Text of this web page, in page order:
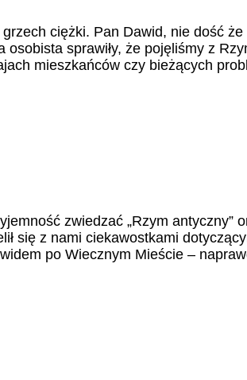
ciężki. Pan Dawid, nie dość
sprawiły, że pojęliśmy z
mieszkańców czy bieżących
zwiedzać „Rzym antyczny”
się z nami ciekawostkami
po Wiecznym Mieście –